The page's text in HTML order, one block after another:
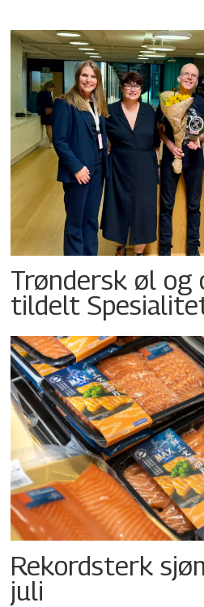
Trøndersk øl og
tildelt
Rekordsterk
juli